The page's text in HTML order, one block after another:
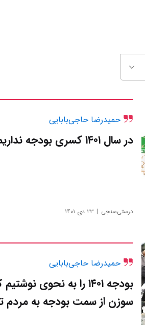
حمیدرضا حاجی‌بابایی
در سال ۱۴۰۱ کسری بودجه نداریم.
درستی‌سنجی ۲۳ دی ۱۴۰۱
حمیدرضا حاجی‌بابایی
بودجه ۱۴۰۱ را به نحوی
سوزن از سمت بودجه به مردم